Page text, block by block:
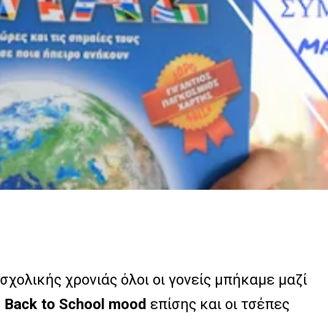
χρονιάς όλοι οι γονείς μπήκαμε μαζί
Back to School mood επίσης και οι τσέπες